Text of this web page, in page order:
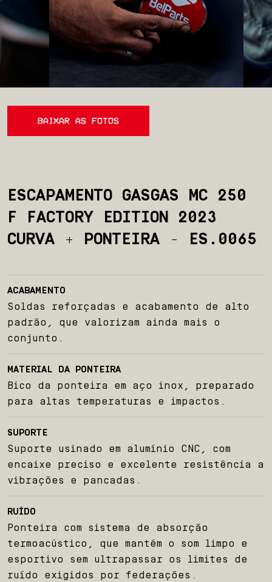
Início
Produtos
Seja um revendedor
Blog
BAIXAR AS FOTOS
ESCAPAMENTO GASGAS MC 250
F FACTORY EDITION 2023
CURVA + PONTEIRA - ES.0065
ACABAMENTO
Soldas reforçadas e acabamento de alto
padrão, que valorizam ainda mais o
conjunto.
MATERIAL DA PONTEIRA
Bico da ponteira em aço inox, preparado
para altas temperaturas e impactos.
SUPORTE
Suporte usinado em alumínio CNC, com
encaixe preciso e excelente resistência a
vibrações e pancadas.
RUÍDO
Ponteira com sistema de absorção
termoacústico, que mantém o som limpo e
esportivo sem ultrapassar os limites de
ruído exigidos por federações.